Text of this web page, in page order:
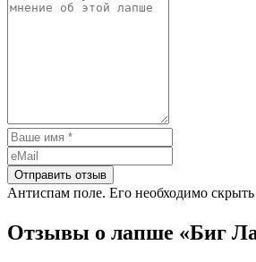
Антиспам поле. Его необходимо скрыть
Отзывы о лапше «Биг